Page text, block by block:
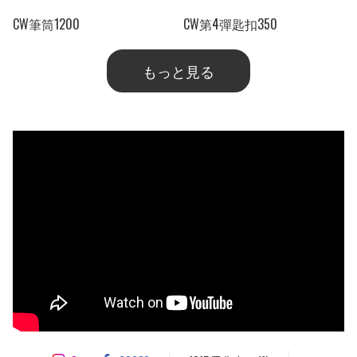
CW筆筒1200 CW第4彈匙扣350
もっと見る